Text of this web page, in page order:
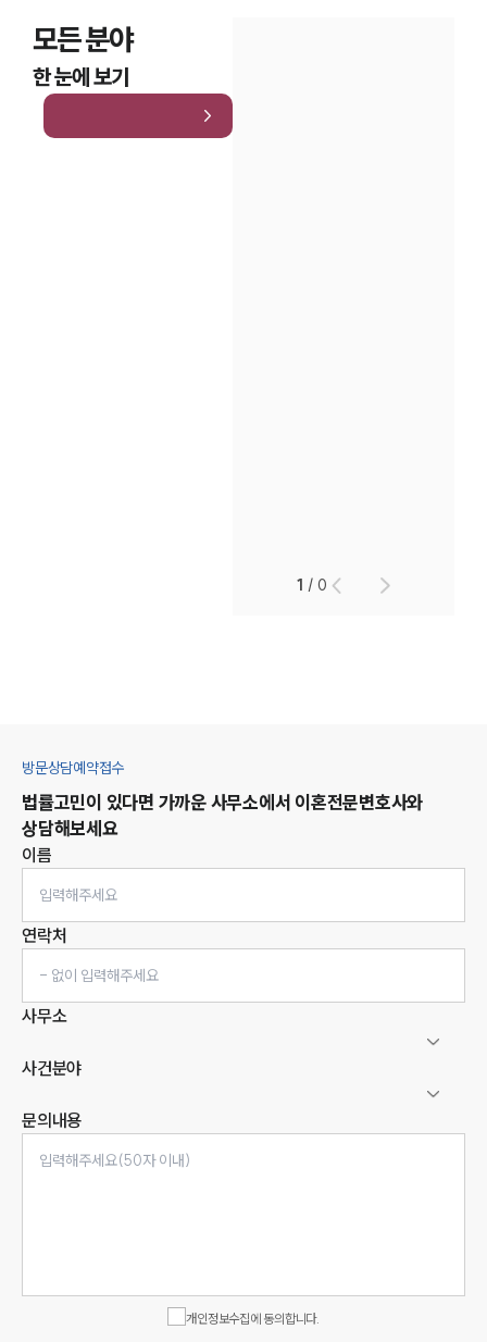
모든 분야
한 눈에 보기
1 /0
방문상담예약접수
법률고민이 있다면 가까운 사무소에서 이혼전문변호사와
상담해보세요
이름
연락처
사무소
사건분야
문의내용
개인정보수집에 동의합니다.